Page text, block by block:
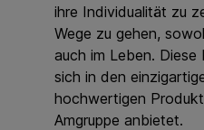
ihre Individualität zu
Wege zu gehen,
auch im Leben. Diese
sich in den
hochwertigen
Amgruppe anbietet.